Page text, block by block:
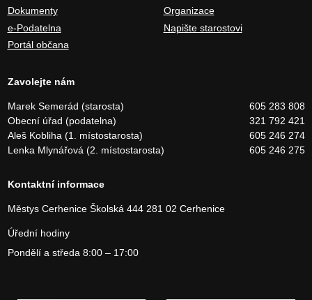
Dokumenty
e-Podatelna
Portál občana
Organizace
Napište starostovi
Zavolejte nám
Marek Semerád (starosta)
605 283 808
Obecní úřad (podatelna)
321 792 421
Aleš Kobliha (1. místostarosta)
605 246 274
Lenka Mlynářová (2. místostarosta)
605 246 275
Kontaktní informace
Městys CerheniceŠkolská 444281 02 Cerhenice
Úřední hodiny
Pondělí a středa 8:00 – 17:00